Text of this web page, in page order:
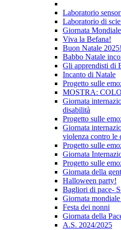
Laboratorio
Laboratorio di
Giornata
Viva la Befana!
Buon Natale 2025!
Babbo Natale
Gli apprendisti di
Incanto di Natale
Progetto sulle
MOSTRA:
Giornata
disabilità
Progetto sulle
Giornata
violenza contro le
Progetto sulle
Giornata
Progetto sulle
Giornata della
Halloween party!
Bagliori di pace-
Giornata
Festa dei nonni
Giornata della
A.S. 2024/2025